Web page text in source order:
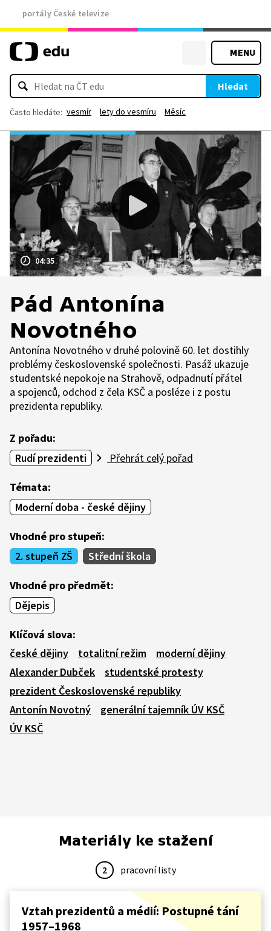
portály České televize
MENU
Hledat
Často hledáte: vesmír lety do vesmíru Měsíc
04:35
Pád Antonína
Novotného
Antonína Novotného v druhé polovině 60. let dostihly
problémy československé společnosti. Pasáž ukazuje
studentské nepokoje na Strahově, odpadnutí přátel
a spojenců, odchod z čela KSČ a posléze i z postu
prezidenta republiky.
Z pořadu:
Rudí prezidenti
Přehrát celý pořad
Témata:
Moderní doba - české dějiny
Vhodné pro stupeň:
2. stupeň ZŠ
Střední škola
Vhodné pro předmět:
Dějepis
Klíčová slova:
české dějiny
totalitní režim
moderní dějiny
Alexander Dubček
studentské protesty
prezident Československé republiky
Antonín Novotný
generální tajemník ÚV KSČ
ÚV KSČ
Materiály ke stažení
2 pracovní listy
Vztah prezidentů a médií: Postupné tání
1957–1968